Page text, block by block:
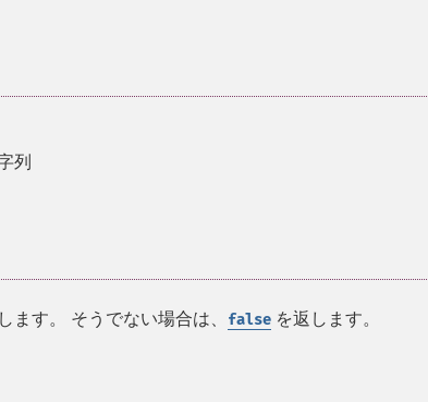
列
ます。 そうでない場合は、 false を返します。